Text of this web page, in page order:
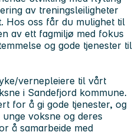
av treningsleiligheter
Hos oss får du mulighet til
av ett fagmiljø med fokus
og gode tjenester til
vernepleiere til vårt
i Sandefjord kommune.
for å gi gode tjenester, og
voksne og deres
å samarbeide med